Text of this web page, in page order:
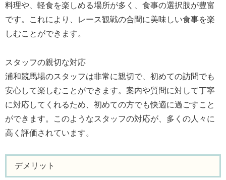
料理や、軽食を楽しめる場所が多く、食事の選択肢が豊富
です。これにより、レース観戦の合間に美味しい食事を楽
しむことができます。
スタッフの親切な対応
浦和競馬場のスタッフは非常に親切で、初めての訪問でも
安心して楽しむことができます。案内や質問に対して丁寧
に対応してくれるため、初めての方でも快適に過ごすこと
ができます。このようなスタッフの対応が、多くの人々に
高く評価されています。
デメリット